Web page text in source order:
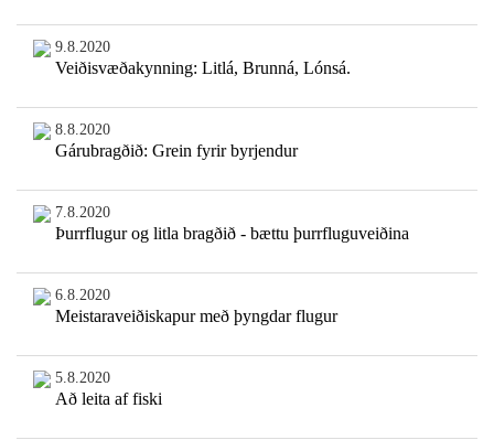
9.8.2020
Veiðisvæðakynning: Litlá, Brunná, Lónsá.
8.8.2020
Gárubragðið: Grein fyrir byrjendur
7.8.2020
Þurrflugur og litla bragðið - bættu þurrfluguveiðina
6.8.2020
Meistaraveiðiskapur með þyngdar flugur
5.8.2020
Að leita af fiski